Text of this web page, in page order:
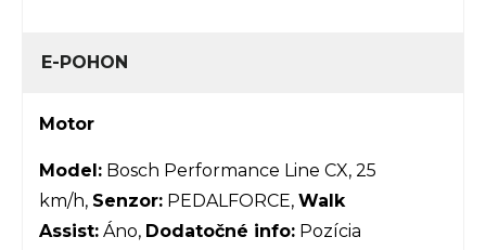
E-POHON
Motor
Model: Bosch Performance Line CX, 25
km/h, Senzor: PEDALFORCE, Walk
Assist: Áno, Dodatočné info: Pozícia